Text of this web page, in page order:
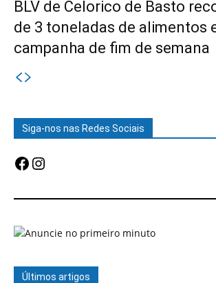
BLV de Celorico de Basto
de 3 toneladas de alimentos
campanha de fim de semana
Siga-nos nas Redes Sociais
Facebook
Instagram
Últimos artigos